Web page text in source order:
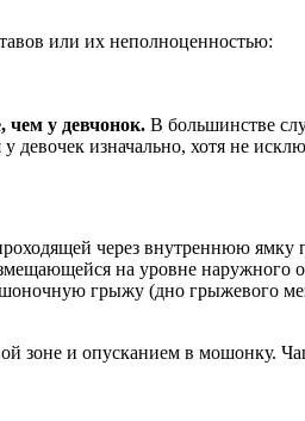
или их неполноценностью:
чем у девчонок. В большинстве
девочек изначально, хотя не
через внутреннюю
на уровне наружного
грыжу (дно грыжевого
зоне и опусканием в мошонку.